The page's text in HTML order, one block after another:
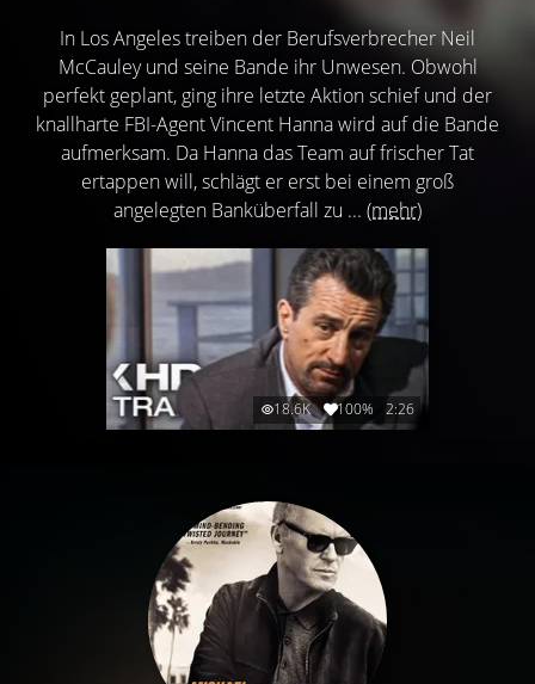
In Los Angeles treiben der Berufsverbrecher Neil
McCauley und seine Bande ihr Unwesen. Obwohl
perfekt geplant, ging ihre letzte Aktion schief und der
knallharte FBI-Agent Vincent Hanna wird auf die Bande
aufmerksam. Da Hanna das Team auf frischer Tat
ertappen will, schlägt er erst bei einem groß
angelegten Banküberfall zu ... (mehr)
18.6K 100% 2:26